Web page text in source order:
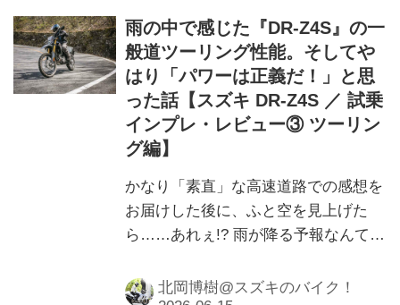
雨の中で感じた『DR-Z4S』の一
般道ツーリング性能。そしてや
はり「パワーは正義だ！」と思
った話【スズキ DR-Z4S ／ 試乗
インプレ・レビュー③ ツーリン
グ編】
かなり「素直」な高速道路での感想を
お届けした後に、ふと空を見上げた
ら……あれぇ!? 雨が降る予報なんてま
北岡博樹@スズキのバイク！